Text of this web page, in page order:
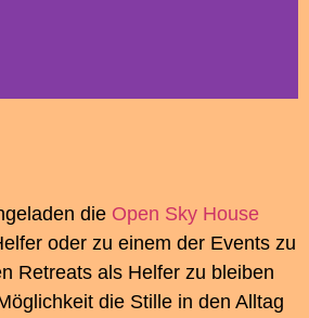
die Open Sky House
oder zu einem der Events zu
Retreats als Helfer zu bleiben
die Stille in den Alltag